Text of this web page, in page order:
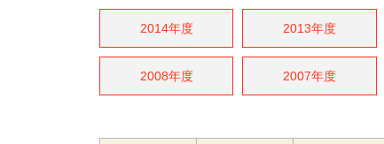
2014年度 2013年度
2008年度 2007年度